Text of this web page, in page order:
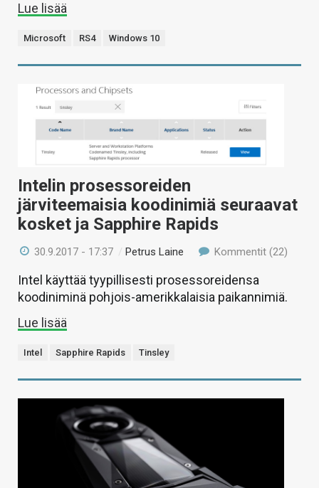
Lue lisää
Microsoft RS4 Windows 10
Intelin prosessoreiden
järviteemaisia koodinimiä seuraavat
kosket ja Sapphire Rapids
30.9.2017 - 17:37 / Petrus Laine Kommentit (22)
Intel käyttää tyypillisesti prosessoreidensa
koodiniminä pohjois-amerikkalaisia paikannimiä.
Lue lisää
Intel Sapphire Rapids Tinsley